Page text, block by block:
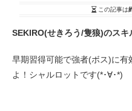
この記事は
SEKIRO(せきろう/隻狼)のスキ
早期習得可能で強者(ボス)に
よ！シャルロットです(*･∀･*)